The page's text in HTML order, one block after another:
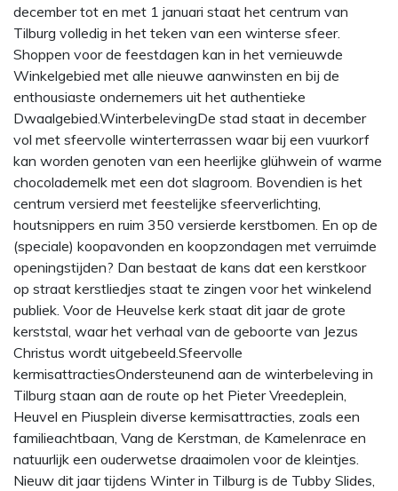
december tot en met 1 januari staat het centrum van
Tilburg volledig in het teken van een winterse sfeer.
Shoppen voor de feestdagen kan in het vernieuwde
Winkelgebied met alle nieuwe aanwinsten en bij de
enthousiaste ondernemers uit het authentieke
Dwaalgebied.WinterbelevingDe stad staat in december
vol met sfeervolle winterterrassen waar bij een vuurkorf
kan worden genoten van een heerlijke glühwein of warme
chocolademelk met een dot slagroom. Bovendien is het
centrum versierd met feestelijke sfeerverlichting,
houtsnippers en ruim 350 versierde kerstbomen. En op de
(speciale) koopavonden en koopzondagen met verruimde
openingstijden? Dan bestaat de kans dat een kerstkoor
op straat kerstliedjes staat te zingen voor het winkelend
publiek. Voor de Heuvelse kerk staat dit jaar de grote
kerststal, waar het verhaal van de geboorte van Jezus
Christus wordt uitgebeeld.Sfeervolle
kermisattractiesOndersteunend aan de winterbeleving in
Tilburg staan aan de route op het Pieter Vreedeplein,
Heuvel en Piusplein diverse kermisattracties, zoals een
familieachtbaan, Vang de Kerstman, de Kamelenrace en
natuurlijk een ouderwetse draaimolen voor de kleintjes.
Nieuw dit jaar tijdens Winter in Tilburg is de Tubby Slides,